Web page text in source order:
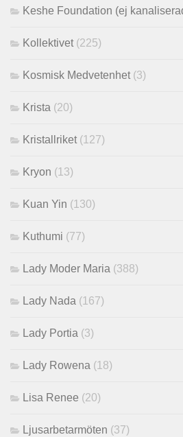
Keshe Foundation (ej
Kollektivet(225)
Kosmisk Medvetenhet(3)
Krista (20)
Kristallriket(127)
Kryon (13)
Kuan Yin (130)
Kuthumi (77)
Lady Moder Maria (388)
Lady Nada (167)
Lady Portia (3)
Lady Rowena (18)
Lisa Renee (20)
Ljusarbetarmöten (37)